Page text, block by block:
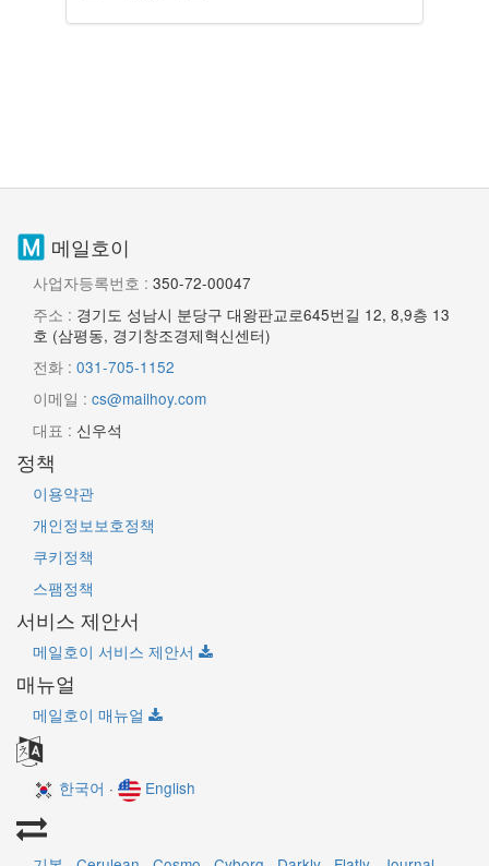
메일호이
사업자등록번호 : 350-72-00047
주소 : 경기도 성남시 분당구 대왕판교로645번길 12, 8,9층 13
호 (삼평동, 경기창조경제혁신센터)
전화 : 031-705-1152
이메일 : cs@mailhoy.com
대표 : 신우석
정책
이용약관
개인정보보호정책
쿠키정책
스팸정책
서비스 제안서
메일호이 서비스 제안서
매뉴얼
메일호이 매뉴얼
한국어 · English